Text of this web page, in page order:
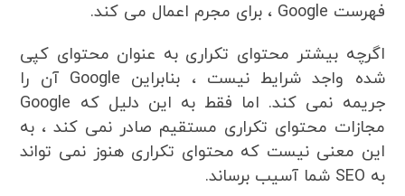
فهرست Google ، برای مجرم اعمال می کند.
اگرچه بیشتر محتوای تکراری به عنوان محتوای کپی
شده واجد شرایط نیست ، بنابراین Google آن را
جریمه نمی کند. اما فقط به این دلیل که Google
مجازات محتوای تکراری مستقیم صادر نمی کند ، به
این معنی نیست که محتوای تکراری هنوز نمی تواند
به SEO شما آسیب برساند.